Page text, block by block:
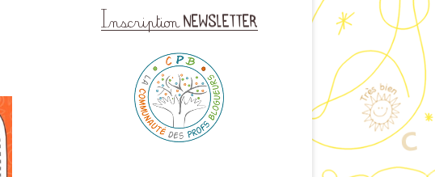
FORMULAIRE DE CONTACT